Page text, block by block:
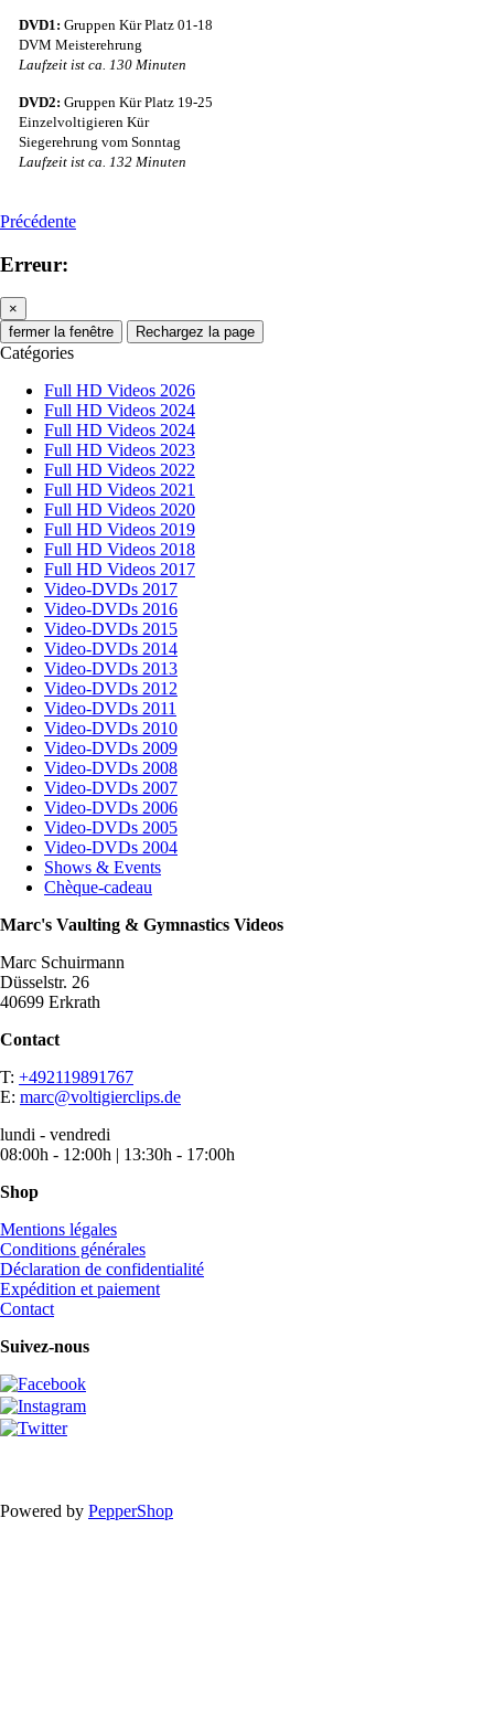
DVD1: Gruppen Kür Platz 01-18
DVM Meisterehrung
Laufzeit ist ca. 130 Minuten
DVD2: Gruppen Kür Platz 19-25
Einzelvoltigieren Kür
Siegerehrung vom Sonntag
Laufzeit ist ca. 132 Minuten
Précédente
Erreur:
×
fermer la fenêtre
Rechargez la page
Catégories
Full HD Videos 2026
Full HD Videos 2024
Full HD Videos 2024
Full HD Videos 2023
Full HD Videos 2022
Full HD Videos 2021
Full HD Videos 2020
Full HD Videos 2019
Full HD Videos 2018
Full HD Videos 2017
Video-DVDs 2017
Video-DVDs 2016
Video-DVDs 2015
Video-DVDs 2014
Video-DVDs 2013
Video-DVDs 2012
Video-DVDs 2011
Video-DVDs 2010
Video-DVDs 2009
Video-DVDs 2008
Video-DVDs 2007
Video-DVDs 2006
Video-DVDs 2005
Video-DVDs 2004
Shows & Events
Chèque-cadeau
Marc's Vaulting & Gymnastics Videos
Marc Schuirmann
Düsselstr. 26
40699 Erkrath
Contact
T: +492119891767
E: marc@voltigierclips.de
lundi - vendredi
08:00h - 12:00h | 13:30h - 17:00h
Shop
Mentions légales
Conditions générales
Déclaration de confidentialité
Expédition et paiement
Contact
Suivez-nous
Powered by PepperShop